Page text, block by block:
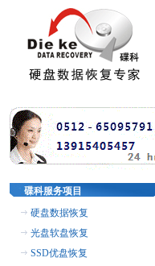
碟科服务项目
硬盘数据恢复
光盘软盘恢复
SSD优盘恢复